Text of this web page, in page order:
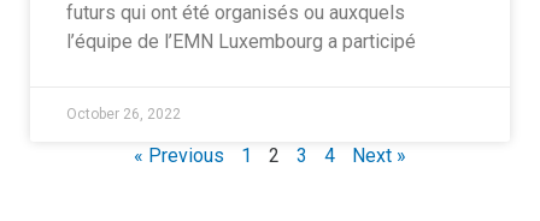
futurs qui ont été organisés ou auxquels
l’équipe de l’EMN Luxembourg a participé
October 26, 2022
« Previous 1 2 3 4 Next »